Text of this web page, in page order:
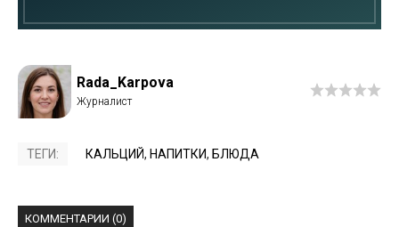
Rada_Karpova
ТЕГИ: КАЛЬЦИЙ, НАПИТКИ, БЛЮДА
КОММЕНТАРИИ (0)